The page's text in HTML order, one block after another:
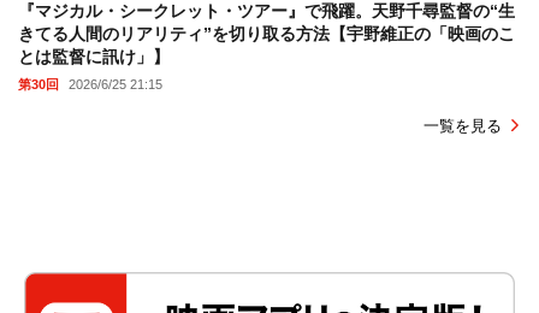
『マジカル・シークレット・ツアー』で飛躍。天野千尋監督の“生
きてる人間のリアリティ”を切り取る方法【宇野維正の「映画のこ
とは監督に訊け」】
第30回 2026/6/25 21:15
一覧を見る